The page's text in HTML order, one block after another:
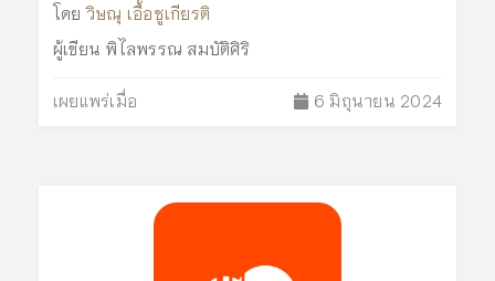
โดย วิษณุ เอื้อชูเกียรติ
ผู้เขียน พิไลพรรณ สมบัติศิริ
เผยแพร่เมื่อ 6 มิถุนายน 2024